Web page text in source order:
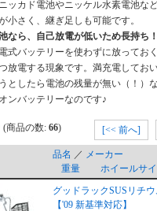
ッカド電池やニッケル水素電池な
小さく、継ぎ足しも可能です。
なら、自己放電が低いため長持ち！
式バッテリーを使わずに放っておく
放電する現象です。満充電してお
としたら電池の残量が無い（！
ンバッテリーなのです♪
(商品の数: 66) [<< 前へ]
品名 ／ メーカー
重量
ホイールサ
グッドラックSUSリチ
【'09 新基準対応】